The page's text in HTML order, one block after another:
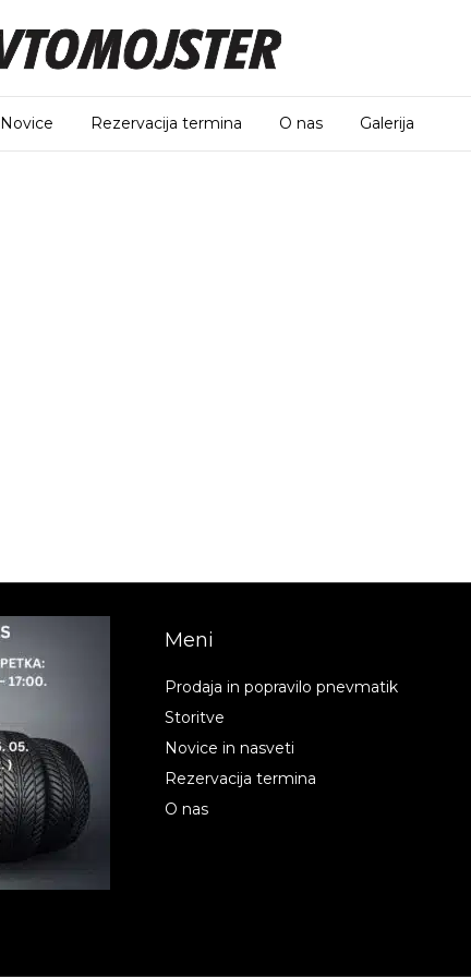
Novice Rezervacija termina O nas Galerija
Meni
Prodaja in popravilo pnevmatik
Storitve
Novice in nasveti
Rezervacija termina
O nas